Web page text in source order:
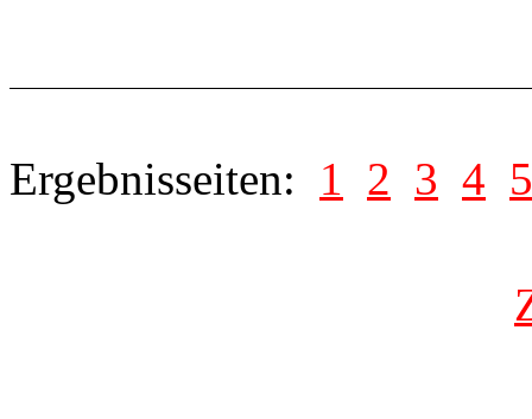
Ergebnisseiten: 1 2 3 4 5